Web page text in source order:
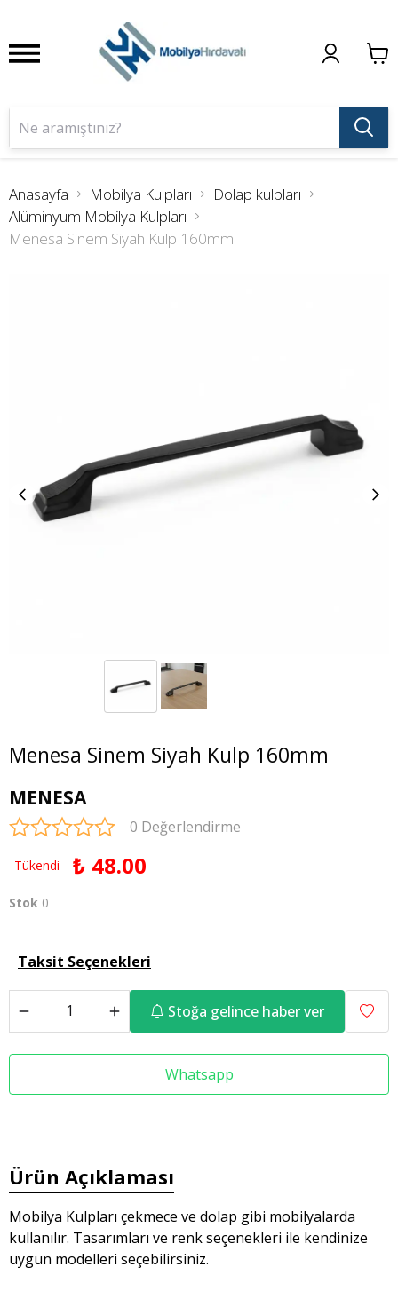
Anasayfa Mobilya Kulpları
Dolap kulpları
Alüminyum Mobilya Kulpları
Menesa Sinem Siyah Kulp 160mm
Menesa Sinem Siyah Kulp 160mm
MENESA
0 Değerlendirme
Tükendi ₺ 48.00
Stok 0
Taksit Seçenekleri
Stoğa gelince haber ver
Whatsapp
Ürün Açıklaması
Mobilya Kulpları çekmece ve dolap gibi mobilyalarda
kullanılır. Tasarımları ve renk seçenekleri ile kendinize
uygun modelleri seçebilirsiniz.